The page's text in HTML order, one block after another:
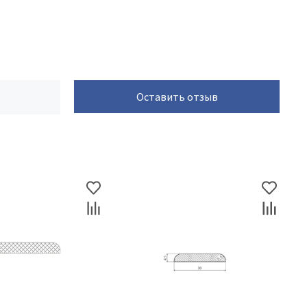
Оставить отзыв